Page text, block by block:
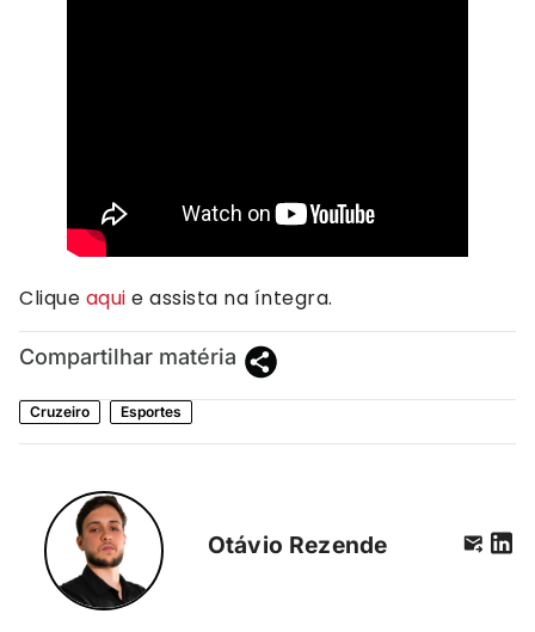
Clique aqui e assista na íntegra.
Compartilhar matéria
Cruzeiro Esportes
Otávio Rezende